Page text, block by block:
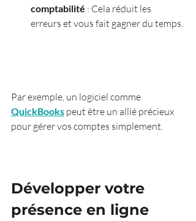
comptabilité : Cela réduit les
erreurs et vous fait gagner du temps.
Par exemple, un logiciel comme
QuickBooks peut être un allié précieux
pour gérer vos comptes simplement.
Développer votre
présence en ligne